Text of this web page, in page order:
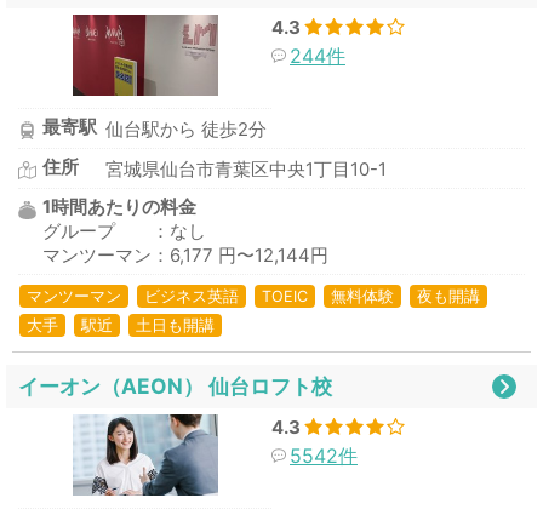
4.3
244件
最寄駅 仙台駅から 徒歩2分
住所
宮城県仙台市青葉区中央1丁目10-1
1時間あたりの料金
グループ ：なし
マンツーマン：6,177 円〜12,144円
マンツーマン ビジネス英語 TOEIC 無料体験
夜も開講
大手
駅近 土日も開講
イーオン（AEON） 仙台ロフト校
4.3
5542件